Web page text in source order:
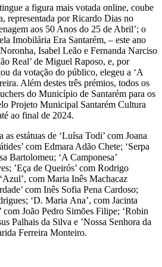
a figura mais votada online, coube
representada por Ricardo Dias no
aos 50 Anos do 25 de Abril’; o
Imobilária Era Santarém, – este ano
Isabel Leão e Fernanda Narciso
Real’ de Miguel Raposo, e, por
da votação do público, elegeu a ‘A
Além destes três prémios, todos os
do Município de Santarém para os
Projeto Municipal Santarém Cultura
ao final de 2024.
estátuas de ‘Luísa Todi’ com Joana
com Edmara Adão Chete; ‘Serpa
Bartolomeu; ‘A Camponesa’
’Eça de Queirós’ com Rodrigo
com Maria Inês Machacaz
com Inês Sofia Pena Cardoso;
‘D. Maria Ana’, com Jacinta
João Pedro Simões Filipe; ‘Robin
Palhais da Silva e ’Nossa Senhora da
Ferreira Monteiro.